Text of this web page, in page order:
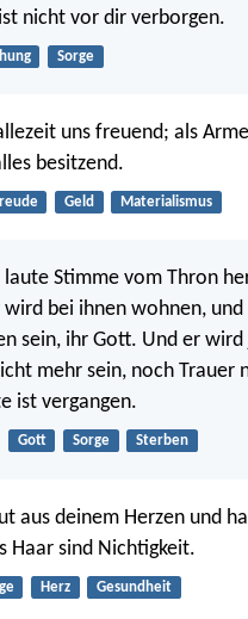
nicht vor dir verborgen.
Sorge
uns freuend; als
besitzend.
Geld Materialismus
Stimme vom Thron
bei ihnen wohnen,
sein, ihr Gott. Und er
mehr sein, noch Trauer
ist vergangen.
Gott Sorge Sterben
aus deinem Herzen und
Haar sind Nichtigkeit.
Herz Gesundheit